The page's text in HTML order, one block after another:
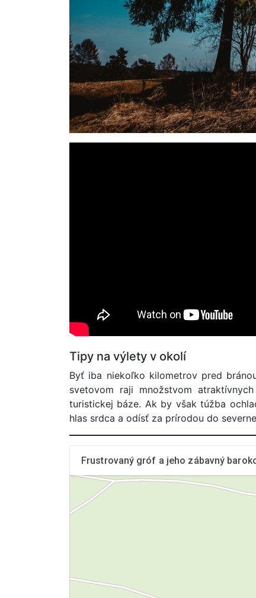
Tipy na výlety v okolí
Byť iba niekoľko kilometrov pred
svetovom raji množstvom
turistickej báze. Ak by však túžba
hlas srdca a odísť za prírodou do